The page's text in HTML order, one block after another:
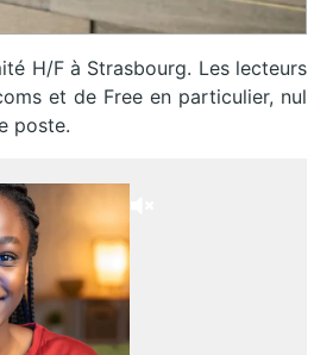
H/F à Strasbourg. Les lecteurs
et de Free en particulier, nul
poste.